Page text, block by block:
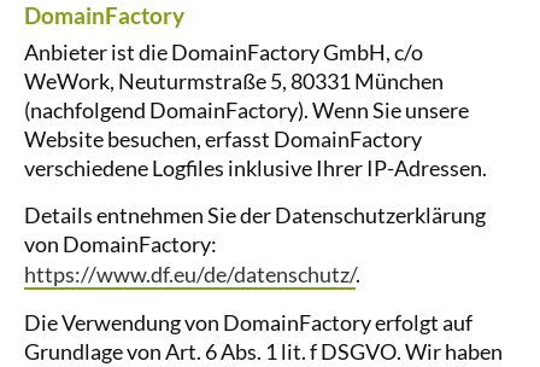
DomainFactory
Anbieter ist die DomainFactory GmbH, c/o
WeWork, Neuturmstraße 5, 80331 München
(nachfolgend DomainFactory). Wenn Sie unsere
Website besuchen, erfasst DomainFactory
verschiedene Logfiles inklusive Ihrer IP-Adressen.
Details entnehmen Sie der Datenschutzerklärung
von DomainFactory:
https://www.df.eu/de/datenschutz/.
Die Verwendung von DomainFactory erfolgt auf
Grundlage von Art. 6 Abs. 1 lit. f DSGVO. Wir haben